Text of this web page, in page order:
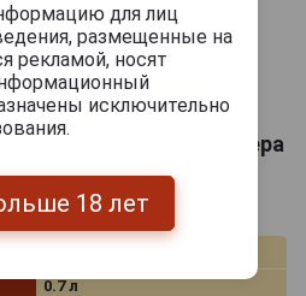
Доссьентос Солера
0.7 л
для лиц
размещенные на
рекламой, носят
исключительно
18 лет